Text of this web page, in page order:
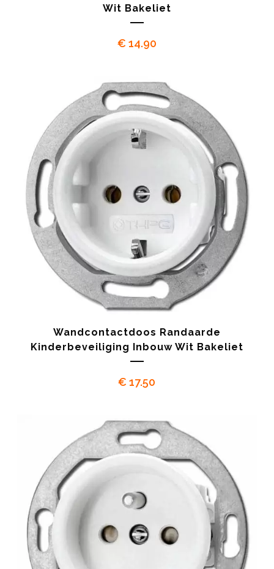
Wit Bakeliet
€ 14.90
Wandcontactdoos Randaarde
Kinderbeveiliging Inbouw Wit Bakeliet
€ 17.50